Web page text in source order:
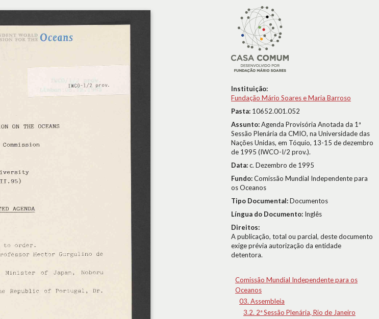
Instituição:
Fundação Mário Soares e Maria Barroso
Pasta: 10652.001.052
Assunto:Agenda Provisória Anotada da 1ª
Sessão Plenária da CMIO, na Universidade das
Nações Unidas, em Tóquio, 13-15 de dezembro
de 1995 (IWCO-I/2 prov.).
Data:c. Dezembro de 1995
Fundo:Comissão Mundial Independente para
os Oceanos
Tipo Documental:Documentos
Língua do Documento: Inglês
Direitos:
A publicação, total ou parcial, deste documento
exige prévia autorização da entidade
detentora.
Comissão Mundial Independente para os
Oceanos
03. Assembleia
3.2. 2ª Sessão Plenária, Rio de Janeiro